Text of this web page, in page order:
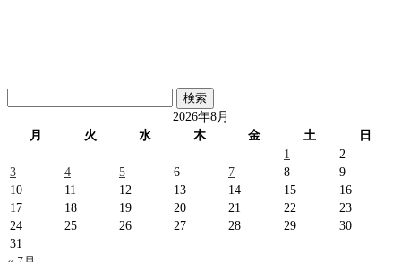
索:
2026年8月
月
火 水 木 金 土
日
1
2
3
4 5 6 7 8
9
10
11 12 13 14 15
16
17
18 19 20 21 22
23
24
25 26 27 28 29
30
31